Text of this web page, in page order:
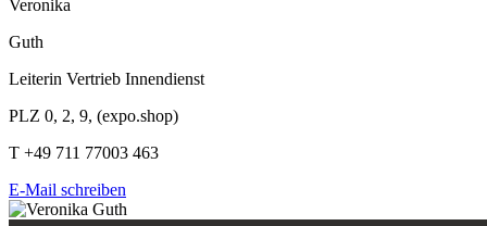
Veronika
Guth
Leiterin Vertrieb Innendienst
PLZ 0, 2, 9, (expo.shop)
T +49 711 77003 463
E-Mail schreiben